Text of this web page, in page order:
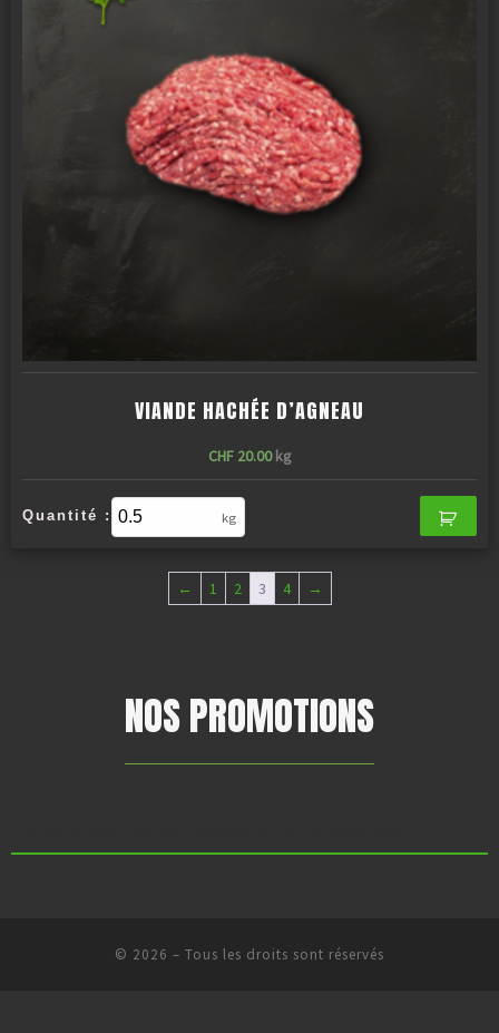
VIANDE HACHÉE D’AGNEAU
CHF20.00 kg
Quantité : kg
← 1 2 3 4 →
NOS PROMOTIONS
© 2026 – Tous les droits sont réservés